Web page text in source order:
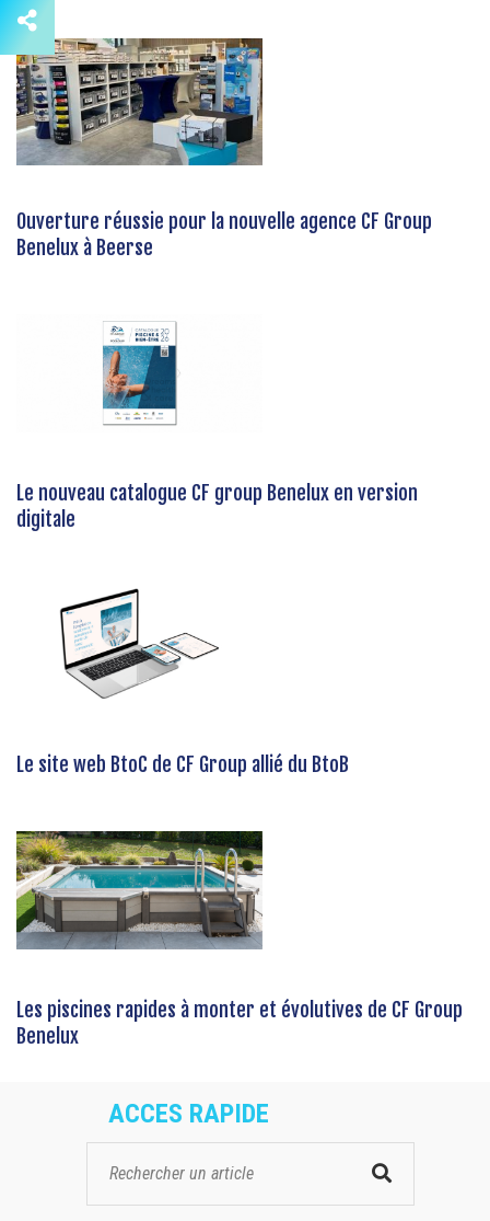
Ouverture réussie pour la nouvelle agence CF Group
Benelux à Beerse
Le nouveau catalogue CF group Benelux en version
digitale
Le site web BtoC de CF Group allié du BtoB
Les piscines rapides à monter et évolutives de CF Group
Benelux
ACCES RAPIDE